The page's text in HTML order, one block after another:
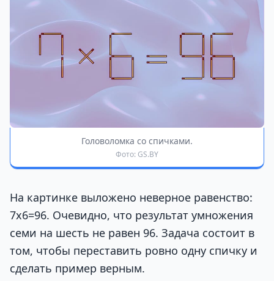
Головоломка со спичками.
Фото: GS.BY
На картинке выложено неверное равенство:
7х6=96. Очевидно, что результат умножения
семи на шесть не равен 96. Задача состоит в
том, чтобы переставить ровно одну спичку и
сделать пример верным.